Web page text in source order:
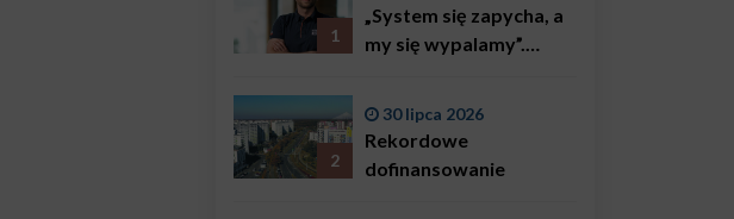
1
„System się zapycha, a
my się wypalamy”.
Bączkowski, mówi
wprost: problemem są
2
30 lipca 2026
Rekordowe
dofinansowanie